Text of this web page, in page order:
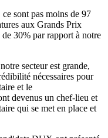
sont pas moins de 97
aux Grands Prix
30% par rapport à notre
secteur est grande,
nécessaires pour
et le
devenus un chef-lieu et
qui se met en place et